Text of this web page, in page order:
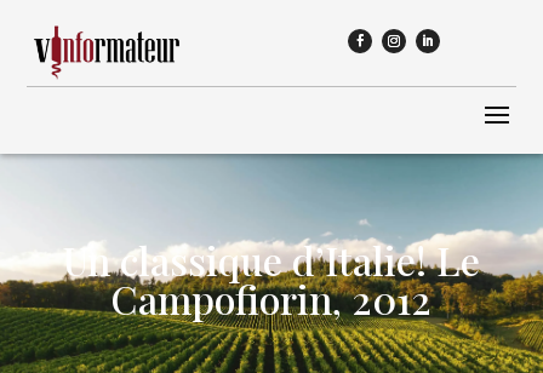
Un classique d’Italie! Le
Campofiorin, 2012